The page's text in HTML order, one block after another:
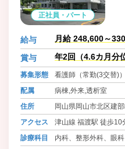
正社員・パート
給与 月給 248,600～
賞与 年2回（4.6カ月分
募集形態
看護師（常勤(3交替)）
配属
病棟,外来,透析室
住所
岡山県岡山市北区建
アクセス
津山線 福渡駅 徒歩10
バス 御津・建部コミ
診療科目
内科、整形外科、眼